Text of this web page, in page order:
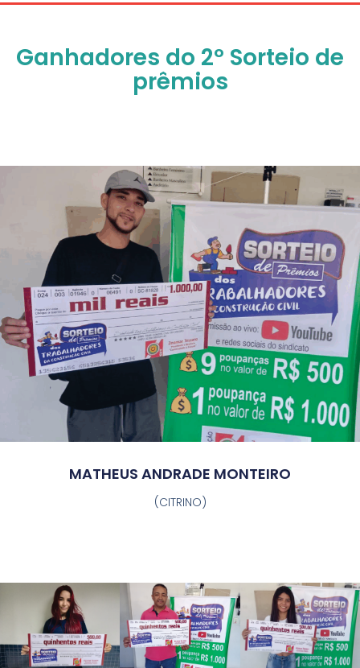
Ganhadores do 2º Sorteio de
prêmios
MATHEUS ANDRADE MONTEIRO
(CITRINO)